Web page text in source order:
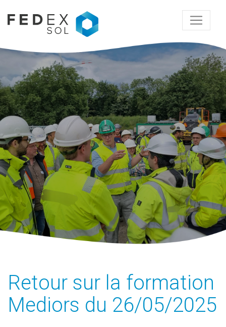
Retour sur la formation
Mediors du 26/05/2025